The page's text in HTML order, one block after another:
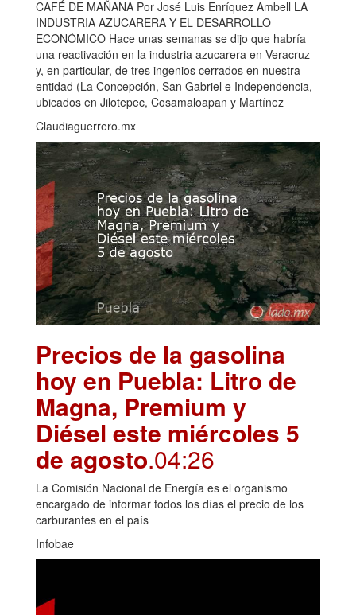
CAFÉ DE MAÑANA Por José Luis Enríquez Ambell LA
INDUSTRIA AZUCARERA Y EL DESARROLLO
ECONÓMICO Hace unas semanas se dijo que habría
una reactivación en la industria azucarera en Veracruz
y, en particular, de tres ingenios cerrados en nuestra
entidad (La Concepción, San Gabriel e Independencia,
ubicados en Jilotepec, Cosamaloapan y Martínez
Claudiaguerrero.mx
Precios de la gasolina
hoy en Puebla: Litro de
Magna, Premium y
Diésel este miércoles 5
de agosto.04:26
La Comisión Nacional de Energía es el organismo
encargado de informar todos los días el precio de los
carburantes en el país
Infobae